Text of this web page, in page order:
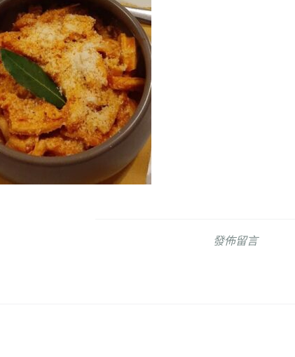
發佈留言